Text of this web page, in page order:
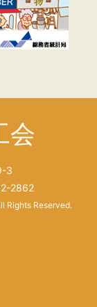
会
3
2862
Rights Reserved.